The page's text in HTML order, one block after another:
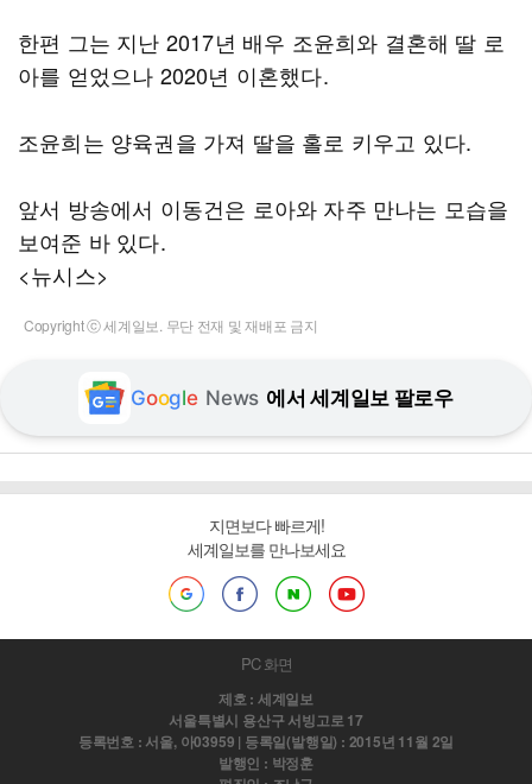
한편 그는 지난 2017년 배우 조윤희와 결혼해 딸 로
아를 얻었으나 2020년 이혼했다.
조윤희는 양육권을 가져 딸을 홀로 키우고 있다.
앞서 방송에서 이동건은 로아와 자주 만나는 모습을
보여준 바 있다.
<뉴시스>
Copyright ⓒ 세계일보. 무단 전재 및 재배포 금지
Google News 에서 세계일보 팔로우
지면보다 빠르게!
세계일보를 만나보세요
PC 화면
제호 : 세계일보
서울특별시 용산구 서빙고로 17
등록번호 : 서울, 아03959 | 등록일(발행일) : 2015년 11월 2일
발행인 : 박정훈